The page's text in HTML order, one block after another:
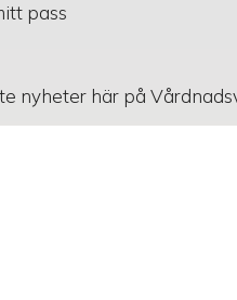
pass
nyheter här på